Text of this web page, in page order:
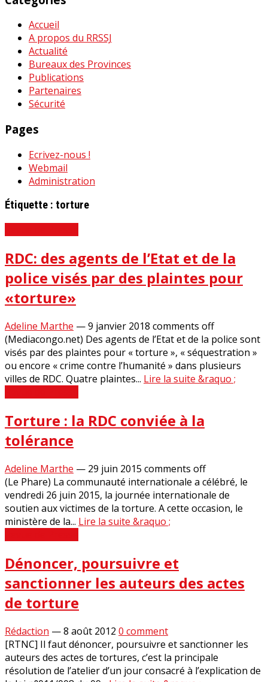
Accueil
A propos du RRSSJ
Actualité
Bureaux des Provinces
Publications
Partenaires
Sécurité
Pages
Ecrivez-nous !
Webmail
Administration
Étiquette : torture
RDC: des agents de l’Etat et de la
police visés par des plaintes pour
«torture»
Adeline Marthe —9 janvier 2018 comments off
(Mediacongo.net) Des agents de l’Etat et de la police sont
visés par des plaintes pour « torture », « séquestration »
ou encore « crime contre l’humanité » dans plusieurs
villes de RDC. Quatre plaintes... Lire la suite &raquo ;
Torture : la RDC conviée à la
tolérance
Adeline Marthe — 29 juin 2015 comments off
(Le Phare) La communauté internationale a célébré, le
vendredi 26 juin 2015, la journée internationale de
soutien aux victimes de la torture. A cette occasion, le
ministère de la... Lire la suite &raquo ;
Dénoncer, poursuivre et
sanctionner les auteurs des actes
de torture
Rédaction —8 août 2012 0 comment
[RTNC] Il faut dénoncer, poursuivre et sanctionner les
auteurs des actes de tortures, c’est la principale
résolution de l’atelier d’un jour consacré à l’explication de